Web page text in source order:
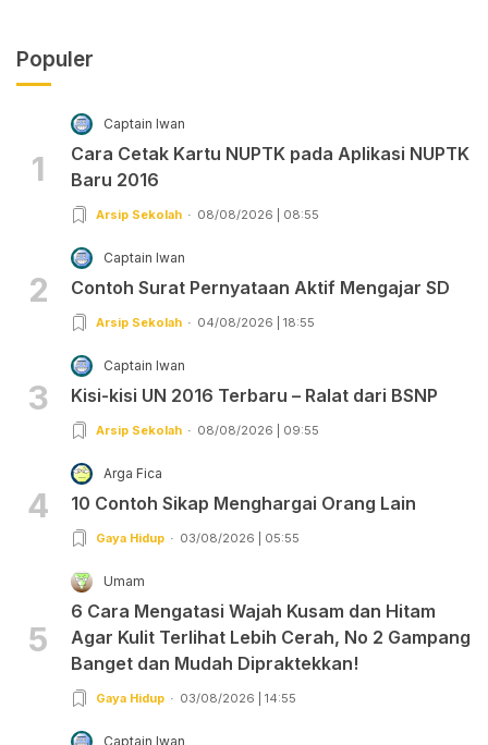
Populer
1
Captain Iwan
Cara Cetak Kartu NUPTK pada Aplikasi NUPTK
Baru 2016
Arsip Sekolah 08/08/2026 | 08:55
2
Captain Iwan
Contoh Surat Pernyataan Aktif Mengajar SD
Arsip Sekolah 04/08/2026 | 18:55
3
Captain Iwan
Kisi-kisi UN 2016 Terbaru – Ralat dari BSNP
Arsip Sekolah 08/08/2026 | 09:55
4
Arga Fica
10 Contoh Sikap Menghargai Orang Lain
Gaya Hidup 03/08/2026 | 05:55
5
Umam
6 Cara Mengatasi Wajah Kusam dan Hitam
Agar Kulit Terlihat Lebih Cerah, No 2 Gampang
Banget dan Mudah Dipraktekkan!
Gaya Hidup 03/08/2026 | 14:55
Captain Iwan